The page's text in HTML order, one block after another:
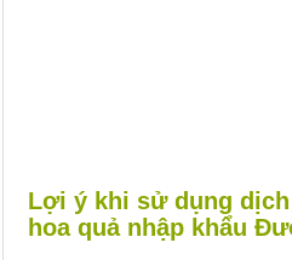
Lợi ý khi sử dụng
hoa quả nhập khẩu